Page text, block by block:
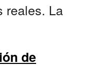
reales. La
de